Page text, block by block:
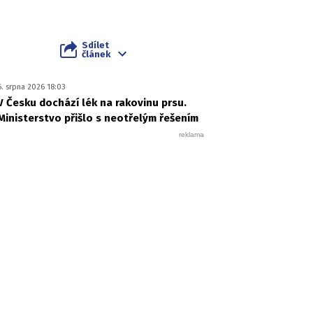
Sdílet
článek
srpna 2026 18:03
Česku dochází lék na rakovinu prsu.
přišlo s neotřelým řešením